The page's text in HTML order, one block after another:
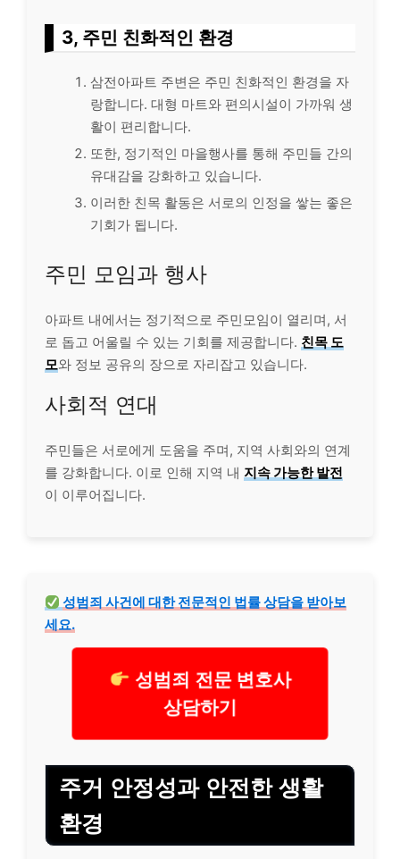
3, 주민 친화적인 환경
삼전아파트 주변은 주민 친화적인 환경을 자
랑합니다. 대형 마트와 편의시설이 가까워 생
활이 편리합니다.
또한, 정기적인 마을행사를 통해 주민들 간의
유대감을 강화하고 있습니다.
이러한 친목 활동은 서로의 인정을 쌓는 좋은
기회가 됩니다.
주민 모임과 행사
아파트 내에서는 정기적으로 주민모임이 열리며, 서
로 돕고 어울릴 수 있는 기회를 제공합니다. 친목 도
모와 정보 공유의 장으로 자리잡고 있습니다.
사회적 연대
주민들은 서로에게 도움을 주며, 지역 사회와의 연계
를 강화합니다. 이로 인해 지역 내 지속 가능한 발전
이 이루어집니다.
성범죄 사건에 대한 전문적인 법률 상담을 받아보
세요.
성범죄 전문 변호사
상담하기
주거 안정성과 안전한 생활
환경